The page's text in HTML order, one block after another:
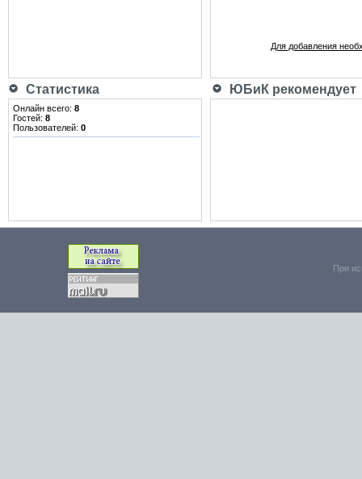
Для добавления
Статистика ЮБиК рекомендует
Онлайн всего: 8
Гостей: 8
Пользователей: 0
При